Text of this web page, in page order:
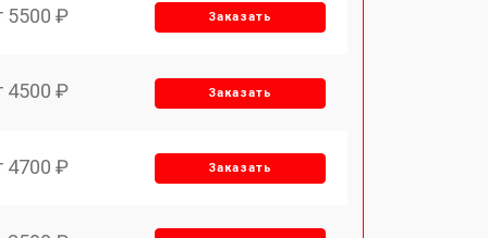
5500 ₽ Заказать
4500 ₽ Заказать
4700 ₽ Заказать